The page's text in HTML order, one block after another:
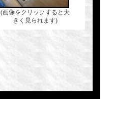
(画像をクリックすると大
きく見られます)